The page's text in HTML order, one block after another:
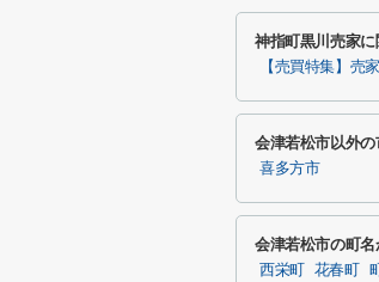
神指町黒川売家
【売買特集】売家
会津若松市以外
喜多方市
会津若松市の町
西栄町 花春町